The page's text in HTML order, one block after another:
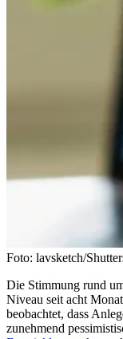
Foto: lavsketch/
Die Stimmung rund
Niveau seit acht
beobachtet, dass
zunehmend